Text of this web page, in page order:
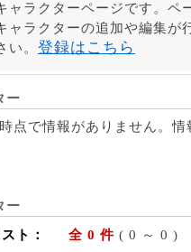
ャラクターページです。ペ
ャラクターの追加や編集が
い。 登録はこちら
ー
点で情報がありません。
ー
ト： 全 0 件 ( 0